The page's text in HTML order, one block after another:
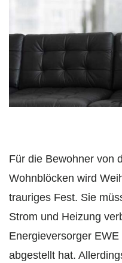
Für die Bewohner von
Wohnblöcken wird
trauriges Fest. Sie
Strom und Heizung
Energieversorger
abgestellt hat.